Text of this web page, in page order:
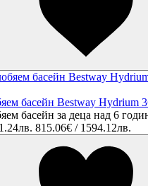
басейн Bestway Hydrium
басейн за деца над 6
815.06€ / 1594.12лв.